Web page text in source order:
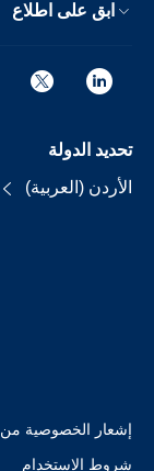
ابق على اطلاع
تحديد الدولة
الأردن (العربية)
إشعار الخصوصية من
شروط الإستخدام